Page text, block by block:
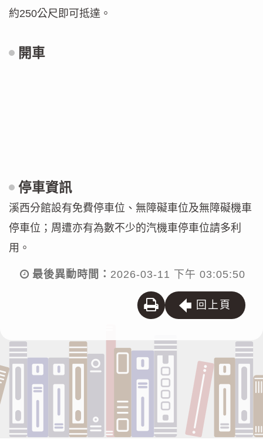
約250公尺即可抵達。
開車
停車資訊
溪西分館設有免費停車位、無障礙車位及無障礙機車
停車位；周遭亦有為數不少的汽機車停車位請多利
用。
最後異動時間： 2026-03-11 下午 03:05:50
列
回上頁